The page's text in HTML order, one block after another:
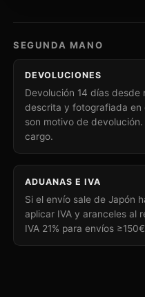
SEGUNDA MANO
DEVOLUCIONES
Devolución 14 días
descrita y fotografiada en
son motivo de
cargo.
ADUANAS E IVA
Si el envío sale de Japón
aplicar IVA y aranceles al
IVA 21% para envíos